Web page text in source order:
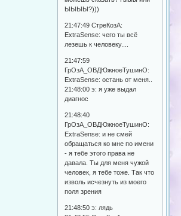
ЫЫЫЫ?)))
21:47:49 СтреКозА:
ExtraSense: чего ты всё
лезешь к человеку....
21:47:59
ГрОзА_ОВДЮжноеТушинО:
ExtraSense: остань от меня..
21:48:00 э: я уже выдал
диагнос
21:48:40
ГрОзА_ОВДЮжноеТушинО:
ExtraSense: и не смей
обращаться ко мне по имени
- я тебе этого права не
давала. Ты для меня чужой
человек, я тебе тоже. Так что
изволь исчезнуть из моего
поля зрения
21:48:50 э: лядь